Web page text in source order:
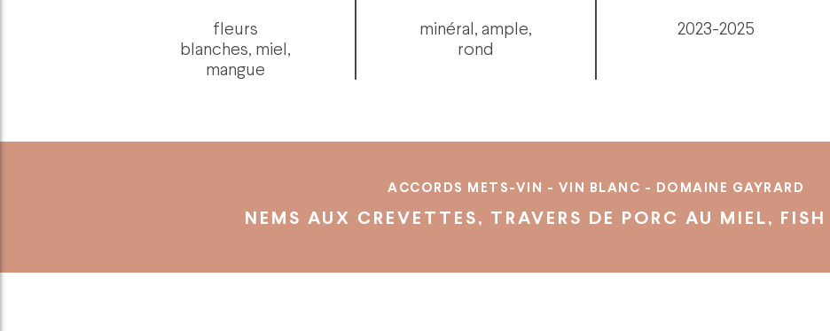
fleurs
blanches, miel,
mangue
minéral, ample,
rond
2023-2025
ACCORDS METS-VIN - VIN BLANC - DOMAINE GAYRARD
NEMS AUX CREVETTES, TRAVERS DE PORC AU MIEL,